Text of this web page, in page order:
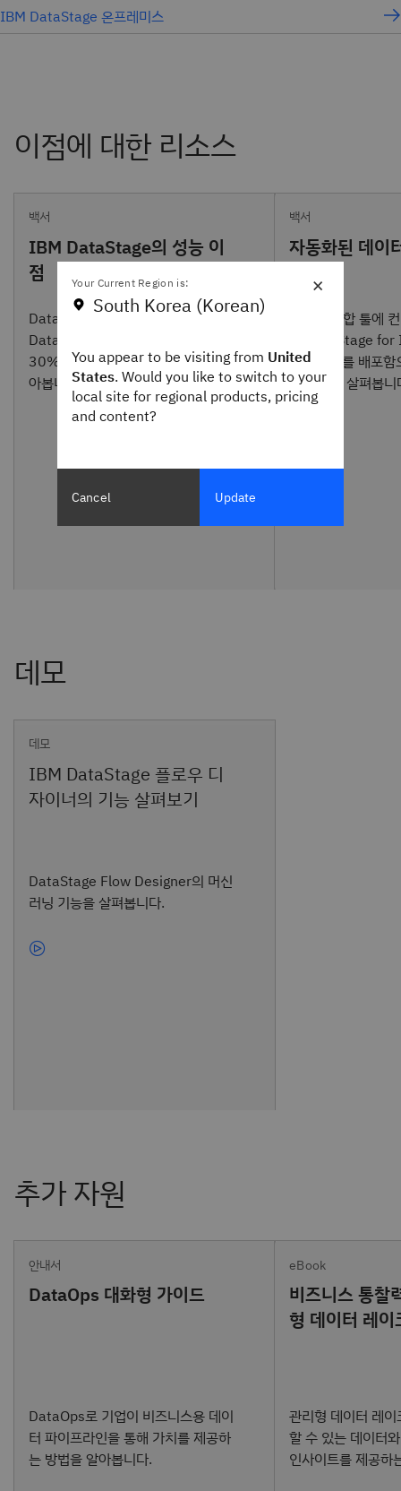
IBM DataStage 온프레미스
백서
IBM DataStage의 성능 이
점
DataStage for IBM Cloud Pak for
Data를 통해 워크로드 밸런싱을 최대
30% 더 빠르게 실행하는 방법을 알
아봅니다.
백서
자동화된 데이
데이터 통합 툴에
고 DataStage
for Data를 배포함
는 이점을 살펴봅니
데모
DataStage Flow Designer의 머신
러닝 기능을 살펴봅니다.
안내서
DataOps 대화형 가이드
DataOps로 기업이 비즈니스용 데이
터 파이프라인을 통해 가치를 제공하
는 방법을 알아봅니다.
eBook
비즈니스 통찰
형 데이터 레이
관리형 데이터 레
할 수 있는 데이터
인사이트를 제공하
×
Your Current Region is:
South Korea (Korean)
You appear to be visiting from United
States. Would you like to switch to your
local site for regional products, pricing
and content?
Cancel Update